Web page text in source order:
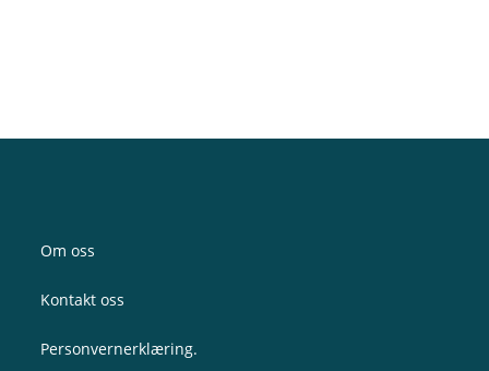
Om oss
Kontakt oss
Personvernerklæring.